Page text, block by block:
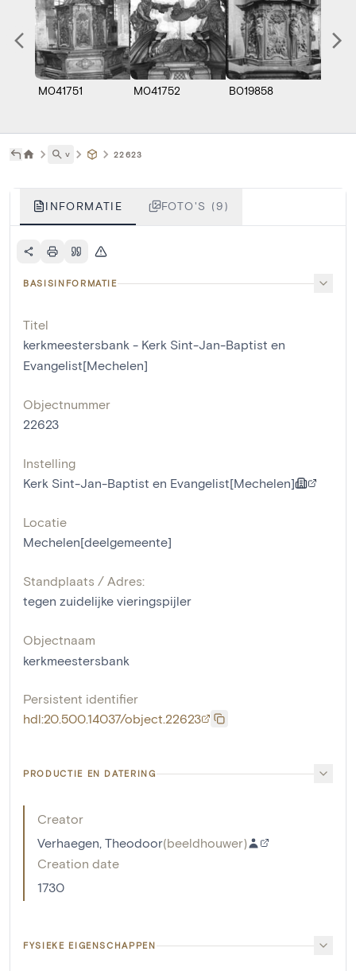
M041751 M041752 B019858
˅ 22623
INFORMATIE FOTO'S (9)
BASISINFORMATIE
Titel
kerkmeestersbank - Kerk Sint-Jan-Baptist en
Evangelist[Mechelen]
Objectnummer
22623
Instelling
Kerk Sint-Jan-Baptist en Evangelist[Mechelen]
Locatie
Mechelen[deelgemeente]
Standplaats / Adres:
tegen zuidelijke vieringspijler
Objectnaam
kerkmeestersbank
Persistent identifier
hdl:20.500.14037/object.22623
PRODUCTIE EN DATERING
Creator
Verhaegen, Theodoor(beeldhouwer)
Creation date
1730
FYSIEKE EIGENSCHAPPEN